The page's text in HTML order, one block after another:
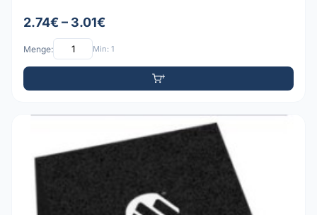
2.74€ – 3.01€
Menge: Min: 1